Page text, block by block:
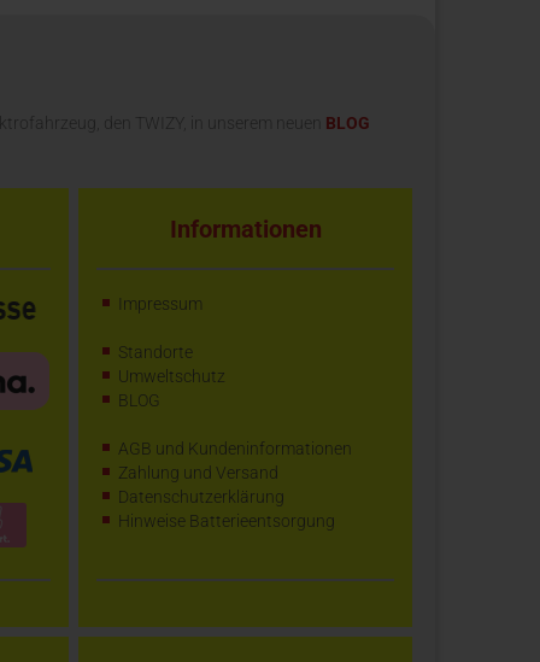
den TWIZY, in unserem neuen BLOG
Informationen
Impressum
Standorte
Umweltschutz
BLOG
AGB und Kundeninformationen
Zahlung und Versand
Datenschutzerklärung
Hinweise Batterieentsorgung